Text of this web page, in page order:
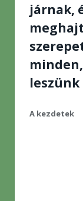
járnak,
leszünk
A kezdetek